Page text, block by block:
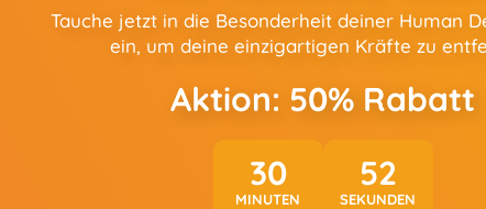
Tauche jetzt in die Besonderheit deiner Human
ein, um deine einzigartigen Kräfte zu
Aktion: 50% Rabatt
30
MINUTEN
50
SEKUNDEN